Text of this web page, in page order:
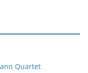
Quartet